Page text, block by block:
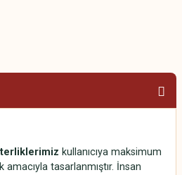
kullanıcıya maksimum
tasarlanmıştır. İnsan